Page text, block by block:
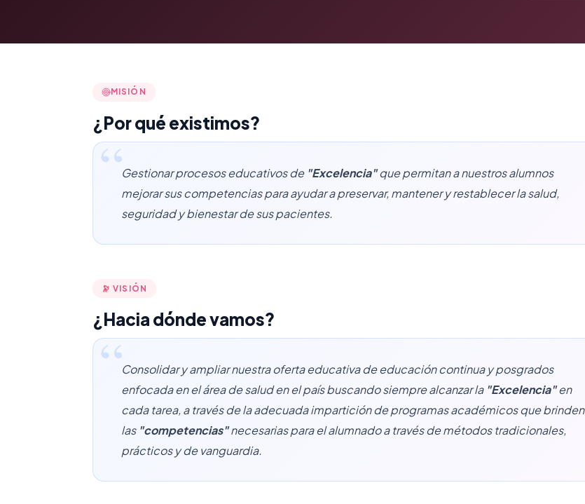
MISIÓN
¿Por qué existimos?
Gestionar procesos educativos de "Excelencia"que permitan a nuestros alumnos
mejorar sus competencias para ayudar a preservar, mantener y restablecer la salud,
seguridad y bienestar de sus pacientes.
🔭 VISIÓN
¿Hacia dónde vamos?
Consolidar y ampliar nuestra oferta educativa de educación continua y posgrados
enfocada en el área de salud en el país buscando siempre alcanzar la "Excelencia"en
cada tarea, a través de la adecuada impartición de programas académicos que brinden
las "competencias"necesarias para el alumnado a través de métodos tradicionales,
prácticos y de vanguardia.